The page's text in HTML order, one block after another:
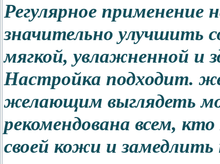
Регулярное применение
значительно улучшить
мягкой, увлажненной и
Настройка подходит.
желающим выглядеть
рекомендована всем,
своей кожи и